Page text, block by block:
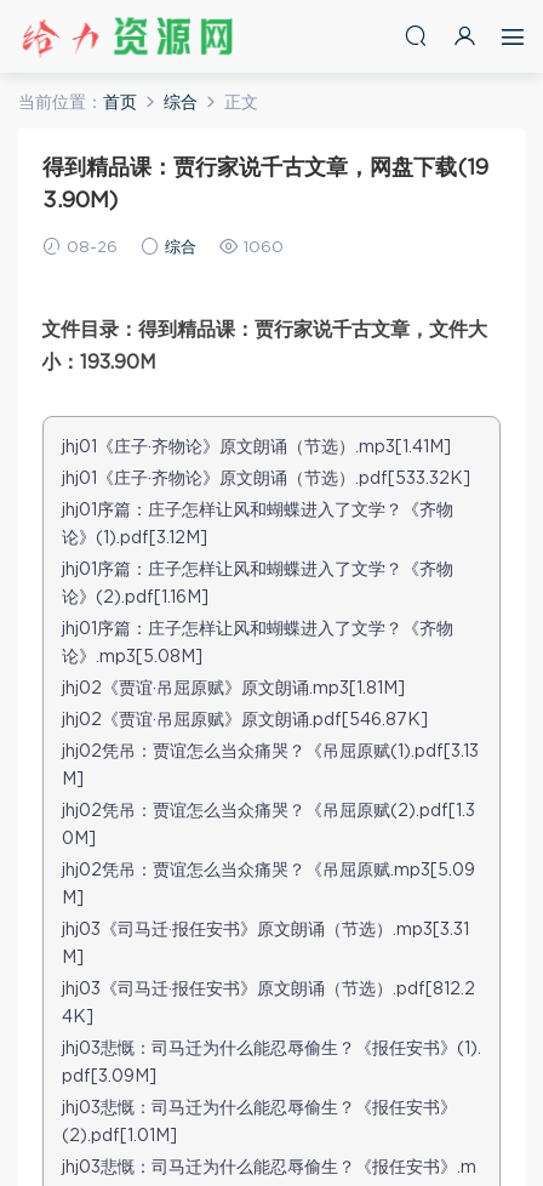
当前位置： 首页 综合 正文
得到精品课：贾行家说千古文章，网盘下载(19
3.90M)
08-26 综合 1060
文件目录：得到精品课：贾行家说千古文章，文件大
小：193.90M
jhj01《庄子·齐物论》原文朗诵（节选）.mp3[1.41M]
jhj01《庄子·齐物论》原文朗诵（节选）.pdf[533.32K]
jhj01序篇：庄子怎样让风和蝴蝶进入了文学？《齐物
论》(1).pdf[3.12M]
jhj01序篇：庄子怎样让风和蝴蝶进入了文学？《齐物
论》(2).pdf[1.16M]
jhj01序篇：庄子怎样让风和蝴蝶进入了文学？《齐物
论》.mp3[5.08M]
jhj02《贾谊·吊屈原赋》原文朗诵.mp3[1.81M]
jhj02《贾谊·吊屈原赋》原文朗诵.pdf[546.87K]
jhj02凭吊：贾谊怎么当众痛哭？《吊屈原赋(1).pdf[3.13
M]
jhj02凭吊：贾谊怎么当众痛哭？《吊屈原赋(2).pdf[1.3
0M]
jhj02凭吊：贾谊怎么当众痛哭？《吊屈原赋.mp3[5.09
M]
jhj03《司马迁·报任安书》原文朗诵（节选）.mp3[3.31
M]
jhj03《司马迁·报任安书》原文朗诵（节选）.pdf[812.2
4K]
jhj03悲慨：司马迁为什么能忍辱偷生？《报任安书》(1).
pdf[3.09M]
jhj03悲慨：司马迁为什么能忍辱偷生？《报任安书》
(2).pdf[1.01M]
jhj03悲慨：司马迁为什么能忍辱偷生？《报任安书》.m